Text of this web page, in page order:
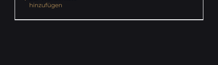
hinzufügen